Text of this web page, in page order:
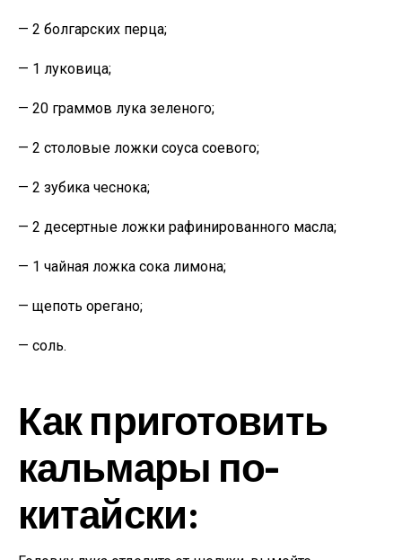
— 2 болгарских перца;
— 1 луковица;
— 20 граммов лука зеленого;
— 2 столовые ложки соуса соевого;
— 2 зубика чеснока;
— 2 десертные ложки рафинированного масла;
— 1 чайная ложка сока лимона;
— щепоть орегано;
— соль.
Как приготовить
кальмары по-
китайски: